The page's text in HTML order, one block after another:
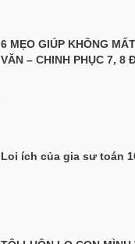
6 MẸO GIÚP KHÔNG
VĂN – CHINH PHỤC 7, 8
Loi ích của gia sư toán